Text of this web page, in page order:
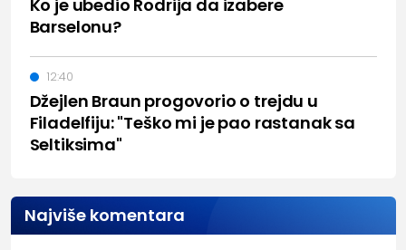
Ko je ubedio Rodrija da izabere
Barselonu?
Džejlen Braun progovorio o trejdu u
Filadelfiju: "Teško mi je pao rastanak sa
Seltiksima"
12:40
Najviše komentara